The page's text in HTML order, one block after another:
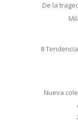
De la
8
Nueva